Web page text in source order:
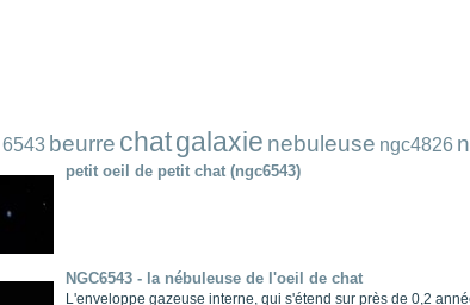
6543 beurre chatgalaxie nebuleuse ngc4826
petit oeil de petit chat (ngc6543)
NGC6543 - la nébuleuse de l'oeil de chat
L'enveloppe gazeuse interne, qui s'étend sur près de 0,2